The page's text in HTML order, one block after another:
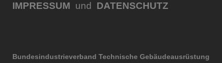
IMPRESSUM und DATENSCHUTZ
Bundesindustrieverband Technische Gebäudeausrüstung